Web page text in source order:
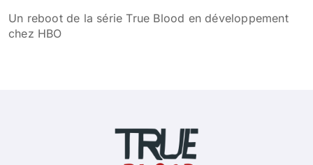
Un reboot de la série True Blood en développement
chez HBO